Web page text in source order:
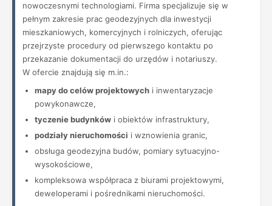
nowoczesnymi technologiami. Firma specjalizuje się w
pełnym zakresie prac geodezyjnych dla inwestycji
mieszkaniowych, komercyjnych i rolniczych, oferując
przejrzyste procedury od pierwszego kontaktu po
przekazanie dokumentacji do urzędów i notariuszy.
W ofercie znajdują się m.in.:
mapy do celów projektowych i inwentaryzacje
powykonawcze,
tyczenie budynków i obiektów infrastruktury,
podziały nieruchomości i wznowienia granic,
obsługa geodezyjna budów, pomiary sytuacyjno-
wysokościowe,
kompleksowa współpraca z biurami projektowymi,
deweloperami i pośrednikami nieruchomości.